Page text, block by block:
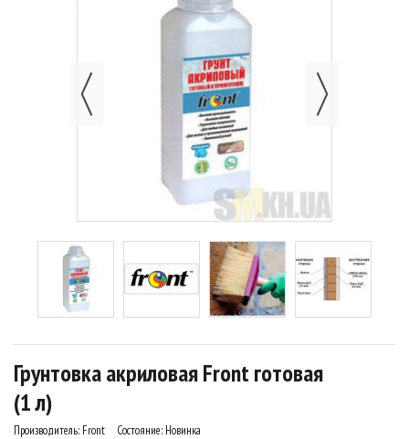
Грунтовка акриловая Front готовая
(1 л)
Производитель: Front Состояние: Новинка